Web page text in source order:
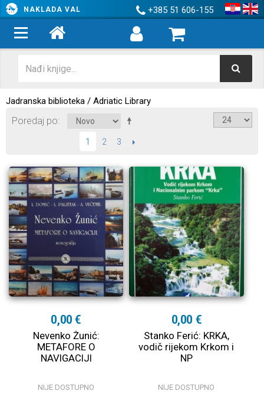
NAKLADA VAL +385 51 606-155
Jadranska biblioteka / Adriatic Library
Poredaj po
1 2 3 SLIJEDEĆI
0,00 €
Nevenko Žunić:
METAFORE O
NAVIGACIJI
NIJE DOSTUPNO
0,00 €
Stanko Ferić: KRKA,
vodič rijekom Krkom i
NP
NIJE DOSTUPNO